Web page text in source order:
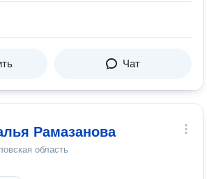
Чат
Рамазанова
область